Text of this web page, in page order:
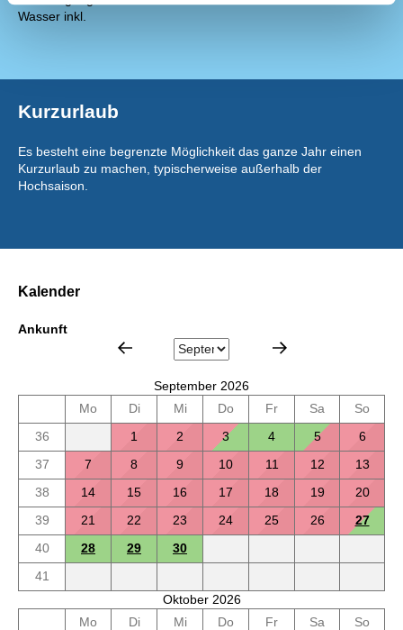
Wasser inkl.
Kurzurlaub
Es besteht eine begrenzte Möglichkeit das ganze Jahr einen
Kurzurlaub zu machen, typischerweise außerhalb der
Hochsaison.
Kalender
Ankunft
September 2026
Mo
Di Mi Do Fr Sa
So
36
1 2 3 4 5
6
37
7 8 9 10 11 12
13
38
14 15 16 17 18 19
20
39
21 22 23 24 25 26
27
40
28 29
30
41
Oktober 2026
Mo
Di Mi Do Fr Sa
So